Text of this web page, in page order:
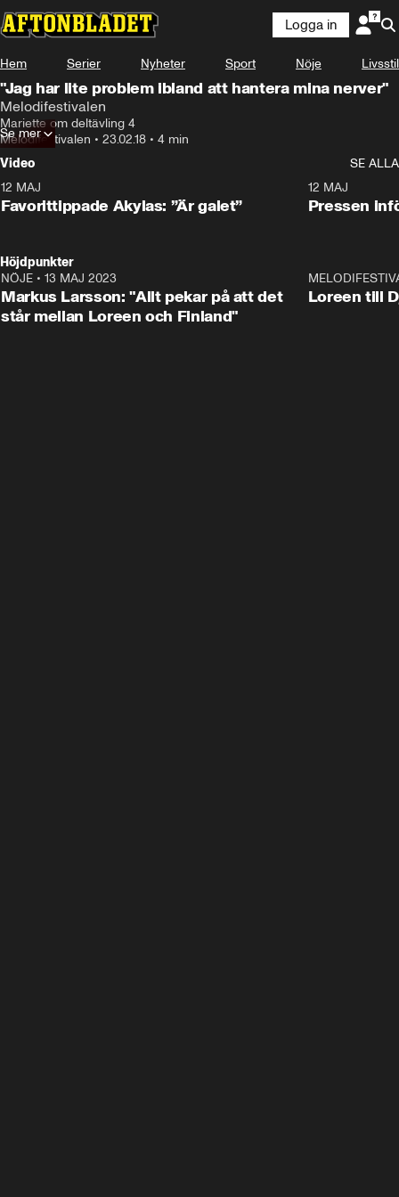
Logga in
Hem Serier Nyheter Sport Nöje Livsstil
"Jag har lite problem ibland att hantera mina nerver"
Melodifestivalen
Mariette om deltävling 4
Melodifestivalen • 23.02.18 • 4 min
Se mer
Video
SE ALLA
12 MAJ
Favorittippade Akylas: ”Är galet”
12 MAJ
Pressen
Höjdpunkter
NÖJE • 13 MAJ 2023
Markus Larsson: "Allt pekar på att det
står mellan Loreen och Finland"
Loreen till